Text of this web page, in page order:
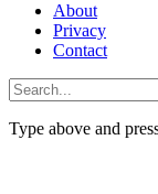
About
Privacy
Contact
Type above and